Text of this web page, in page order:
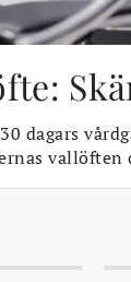
30 dagars
vallöften